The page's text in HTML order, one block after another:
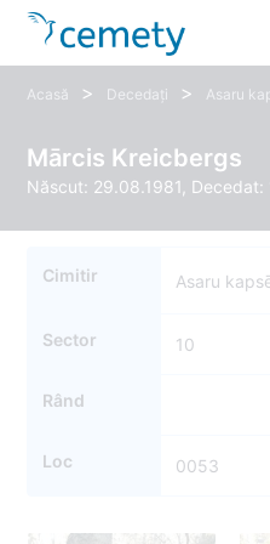
Acasă > Decedați > Asaru
Mārcis Kreicbergs
Născut: 29.08.1981, Decedat:
Cimitir Asaru
Sector 10
Rând
Loc 0053